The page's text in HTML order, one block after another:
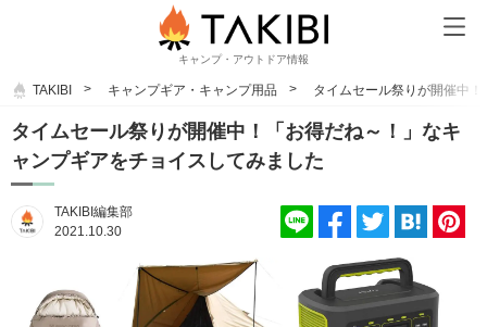
キャンプ・アウトドア情報
TAKIBI キャンプギア・キャンプ用品 タイムセール祭りが開催中
タイムセール祭りが開催中！「お得だね～！」なキ
ャンプギアをチョイスしてみました
TAKIBI編集部
2021.10.30